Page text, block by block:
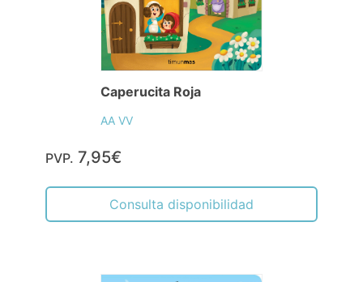
Caperucita Roja
AA VV
PVP. 7,95€
Consulta disponibilidad